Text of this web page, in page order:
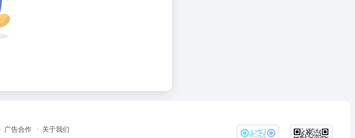
广告合作 关于我们